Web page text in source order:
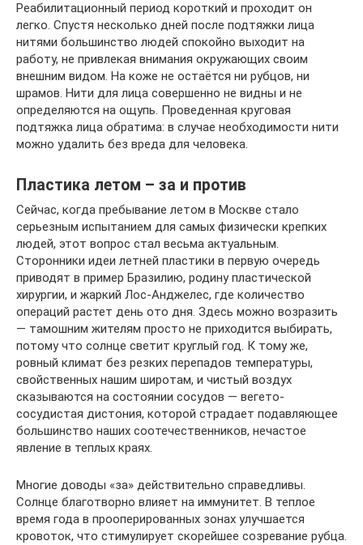
Реабилитационный период короткий и проходит он
легко. Спустя несколько дней после подтяжки лица
нитями большинство людей спокойно выходит на
работу, не привлекая внимания окружающих своим
внешним видом. На коже не остаётся ни рубцов, ни
шрамов. Нити для лица совершенно не видны и не
определяются на ощупь. Проведенная круговая
подтяжка лица обратима: в случае необходимости нити
можно удалить без вреда для человека.
Пластика летом – за и против
Сейчас, когда пребывание летом в Москве стало
серьезным испытанием для самых физически крепких
людей, этот вопрос стал весьма актуальным.
Сторонники идеи летней пластики в первую очередь
приводят в пример Бразилию, родину пластической
хирургии, и жаркий Лос-Анджелес, где количество
операций растет день ото дня. Здесь можно возразить
— тамошним жителям просто не приходится выбирать,
потому что солнце светит круглый год. К тому же,
ровный климат без резких перепадов температуры,
свойственных нашим широтам, и чистый воздух
сказываются на состоянии сосудов — вегето-
сосудистая дистония, которой страдает подавляющее
большинство наших соотечественников, нечастое
явление в теплых краях.
Многие доводы «за» действительно справедливы.
Солнце благотворно влияет на иммунитет. В теплое
время года в прооперированных зонах улучшается
кровоток, что стимулирует скорейшее созревание рубца.